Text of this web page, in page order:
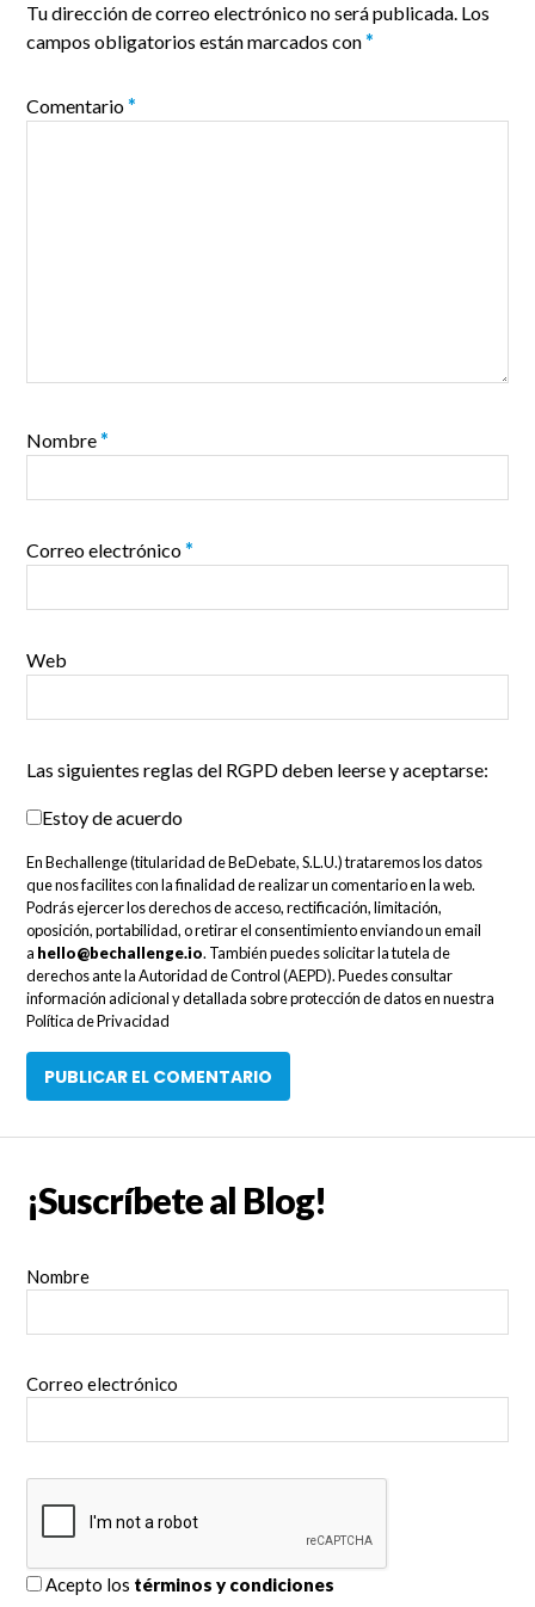
Tu dirección de correo electrónico no será publicada. Los
campos obligatorios están marcados con*
Comentario*
Nombre*
Correo electrónico*
Web
Las siguientes reglas del RGPD deben leerse y aceptarse:
Estoy de acuerdo
En Bechallenge (titularidad de BeDebate, S.L.U.) trataremos los datos
que nos facilites con la finalidad de realizar un comentario en la web.
Podrás ejercer los derechos de acceso, rectificación, limitación,
oposición, portabilidad, o retirar el consentimiento enviando un email
a hello@bechallenge.io. También puedes solicitar la tutela de
derechos ante la Autoridad de Control (AEPD). Puedes consultar
información adicional y detallada sobre protección de datos en nuestra
Política de Privacidad
¡Suscríbete al Blog!
Nombre
Correo electrónico
Acepto los términos y condiciones